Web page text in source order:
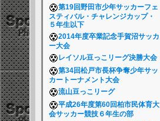
第19回野田市少年サッカーフェ
スティバル・チャレンジカップ・
５年生以下
2014年度卒業記念手賀沼サッカ
ー大会
レイソル豆っこリーグ決勝大会
第34回松戸市長杯争奪少年サッ
カートーナメント大会
流山豆っこリーグ
平成26年度第60回柏市民体育大
会サッカー競技６年生の部